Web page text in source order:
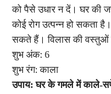
को पैसे उधार न दें। घर की
कोई रोग उत्पन्न हो सकता
सकते हैं। विलास की वस्तुओं
शुभ अंक: 6
शुभ रंग: काला
उपाय: घर के गमले में काले-